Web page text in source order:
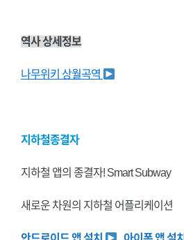
역사 상세정보
나무위키 상월곡역
지하철종결자
지하철 앱의 종결자! Smart Subway
새로운 차원의 지하철 어플리케이션